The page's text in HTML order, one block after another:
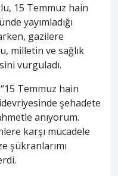
15 Temmuz hain
yayımladığı
gazilere
milletin ve sağlık
vurguladı.
Temmuz hain
şehadete
anıyorum.
karşı mücadele
şükranlarımı